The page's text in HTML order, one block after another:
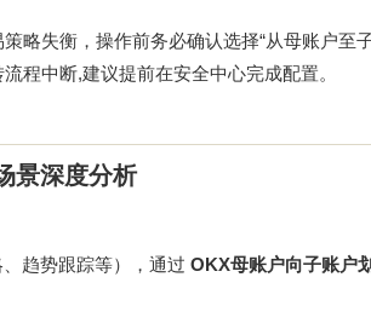
略失衡，操作前务必确认选择“从母账户至子
程中断,建议提前在安全中心完成配置。
景深度分析
趋势跟踪等），通过 OKX母账户向子账户